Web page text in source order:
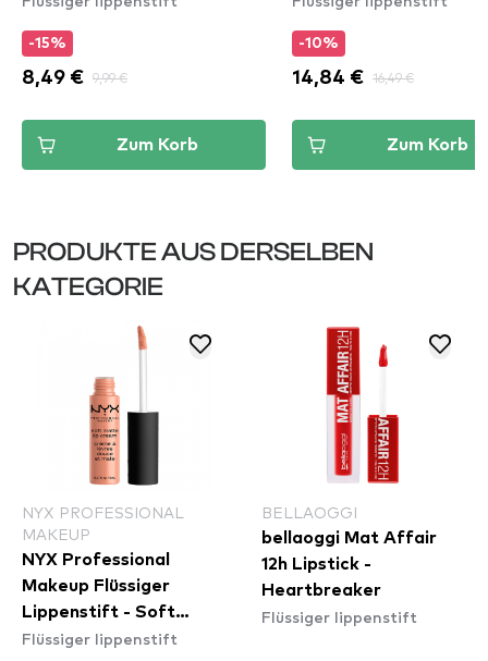
-15%
8,49 € 9,99 €
Zum Korb
-10%
14,84 € 16,49 €
Zum Korb
PRODUKTE AUS DERSELBEN
KATEGORIE
NYX PROFESSIONAL
MAKEUP
NYX Professional
Makeup Flüssiger
Lippenstift - Soft
Matte Lip Cream –
Flüssiger lippenstift
BELLAOGGI
bellaoggi Mat Affair
12h Lipstick -
Heartbreaker
Flüssiger lippenstift